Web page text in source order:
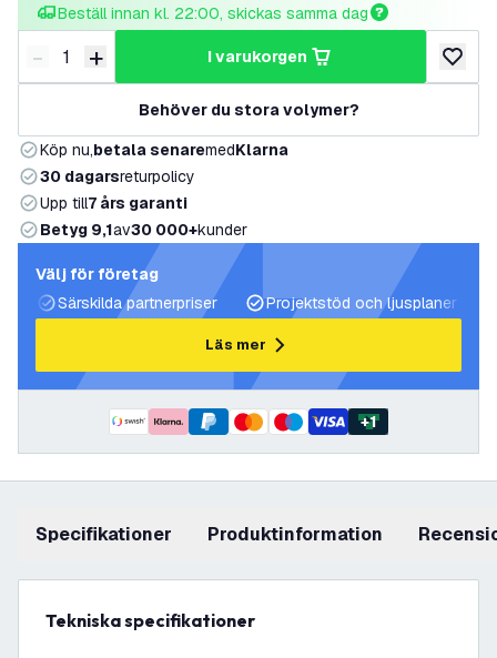
Beställ innan kl. 22:00, skickas samma dag
Minska antal
- Öka antal
+ i varukorgen
lägg
Behöver du stora volymer?
Köp nu,betala senaremedKlarna
30 dagarsreturpolicy
Upp till7 års garanti
Betyg 9,1av30 000+kunder
Välj för företag
Särskilda partnerpriser
Projektstöd och ljusplaner
Läs mer
+1
Specifikationer produktinformation
Tekniska specifikationer